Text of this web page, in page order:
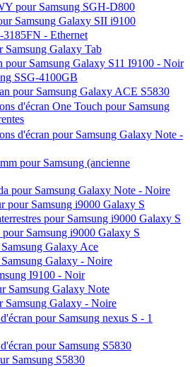
pour Samsung SGH-D800
Samsung Galaxy SII i9100
- Ethernet
Galaxy Tab
pour Samsung Galaxy S11 I9100 - Noir
SSG-4100GB
pour Samsung Galaxy ACE S5830
d'écran One Touch pour Samsung
d'écran pour Samsung Galaxy Note -
pour Samsung (ancienne
pour Samsung Galaxy Note - Noire
pour Samsung i9000 Galaxy S
pour Samsung i9000 Galaxy S
Samsung i9000 Galaxy S
Galaxy Ace
Galaxy - Noire
I9100 - Noir
Samsung Galaxy Note
Galaxy - Noire
pour Samsung nexus S - 1
pour Samsung S5830
Samsung S5830